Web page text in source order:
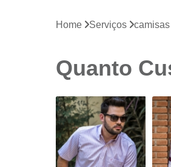
Home Serviços
Quanto